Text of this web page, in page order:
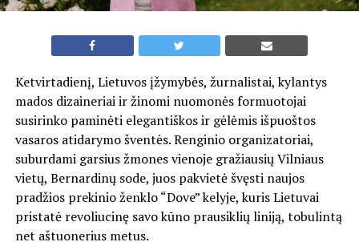
Ketvirtadienį, Lietuvos įžymybės, žurnalistai, kylantys
mados dizaineriai ir žinomi nuomonės formuotojai
susirinko paminėti elegantiškos ir gėlėmis išpuoštos
vasaros atidarymo šventės. Renginio organizatoriai,
suburdami garsius žmones vienoje gražiausių Vilniaus
vietų, Bernardinų sode, juos pakvietė švęsti naujos
pradžios prekinio ženklo “Dove” kelyje, kuris Lietuvai
pristatė revoliucinę savo kūno prausiklių liniją, tobulintą
net aštuonerius metus.